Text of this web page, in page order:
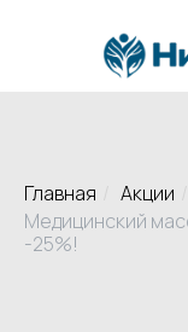
Главная Акции
Медицинский
-25%!